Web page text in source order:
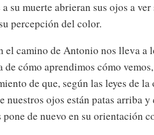
su muerte abrieran sus ojos a
percepción del color.
el camino de Antonio nos lleva a
de cómo aprendimos cómo
de que, según las leyes de
nuestros ojos están patas arriba
pone de nuevo en su orientación